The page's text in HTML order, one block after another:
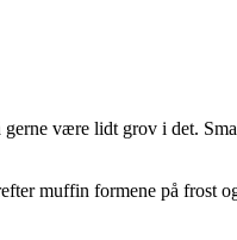
være lidt grov i det.
muffin formene på frost